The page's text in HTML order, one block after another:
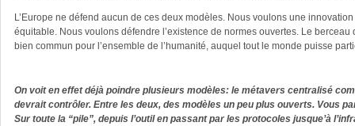
L’Europe ne défend aucun de ces deux modèles. Nous voulons une
équitable. Nous voulons défendre l’existence de normes ouvertes. Le
bien commun pour l’ensemble de l’humanité, auquel tout le monde puisse
On voit en effet déjà poindre plusieurs modèles: le métavers centralisé
devrait contrôler. Entre les deux, des modèles un peu plus ouverts. Vous
Sur toute la “pile”, depuis l’outil en passant par les protocoles jusque’à